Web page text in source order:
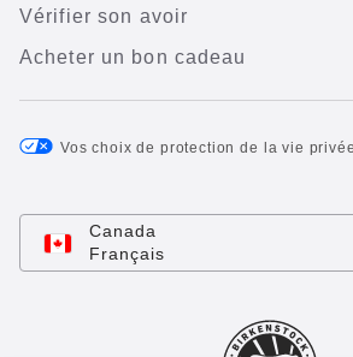
Vérifier son avoir
Acheter un bon cadeau
Vos choix de protection de la vie privée
Canada
Français